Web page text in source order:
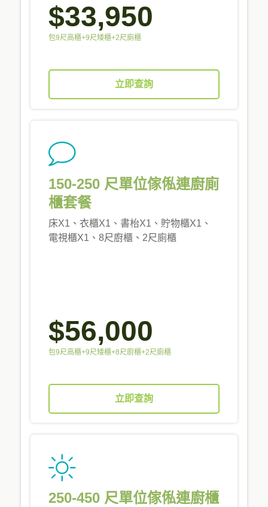
$33,950
包9尺高櫃+9尺矮櫃+2尺廁櫃
立即查詢
150-250 尺單位傢俬連廚廁
櫃套餐
床X1、衣櫃X1、書枱X1、貯物櫃X1、
電視櫃X1、8尺廚櫃、2尺廁櫃
$56,000
包9尺高櫃+9尺矮櫃+8尺廚櫃+2尺廁櫃
立即查詢
250-450 尺單位傢俬連廚櫃